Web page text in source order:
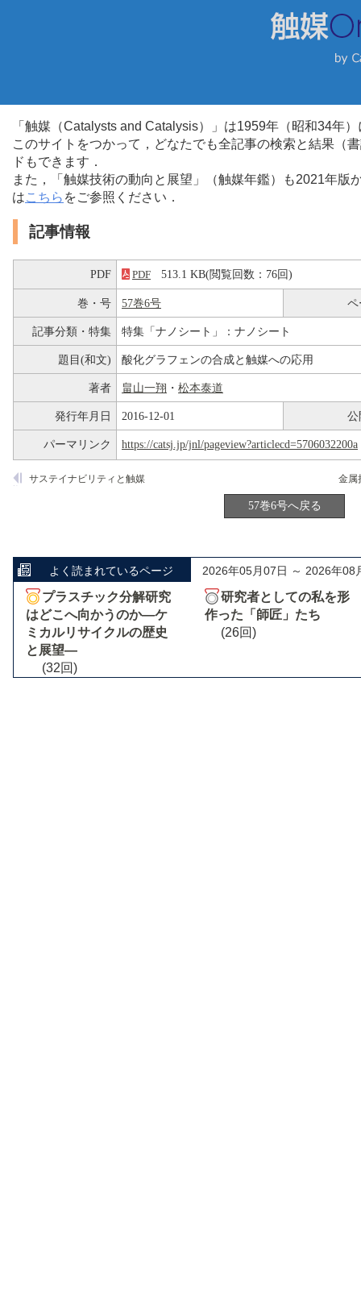
「触媒（Catalysts and Catalysis）」は1959年（昭和34年
このサイトをつかって，どなたでも全記事の検索と結果（
ドもできます．
また，「触媒技術の動向と展望」（触媒年鑑）も2021年
はこちら をご参照ください．
記事情報
PDF PDF 513.1 KB(閲覧回数：76回)
巻・号 57巻6号 ペ
記事分類・特集 特集「ナノシート」：ナノシート
題目(和文) 酸化グラフェンの合成と触媒への応用
著者 畠山一翔 ・ 松本泰道
発行年月日 2016-12-01 公
パーマリンク https://catsj.jp/jnl/pageview?articlecd=5706032200a
サステイナビリティと触媒
57巻6号へ戻る
よく読まれているページ 2026年05月07日 ～ 2026年08
プラスチック分解研究
はどこへ向かうのか―ケ
ミカルリサイクルの歴史
と展望―
(32回)
研究者としての私を形
作った「師匠」たち
(26回)